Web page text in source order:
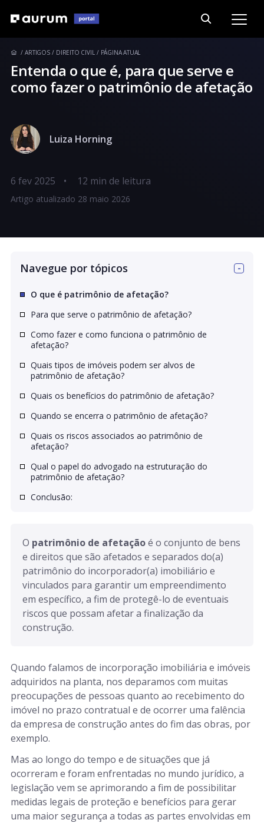
ARTIGOS DIREITO CIVIL PÁGINA ATUAL
Entenda o que é, para que serve e
como fazer o patrimônio de afetação
Luiza Horning
6 fev 2025 •
Artigo atualizado 28 maio 2026
Navegue por tópicos
O que é patrimônio de afetação?
Para que serve o patrimônio de afetação?
Como fazer e como funciona o patrimônio de
afetação?
Quais tipos de imóveis podem ser alvos de
patrimônio de afetação?
Quais os benefícios do patrimônio de afetação?
Quando se encerra o patrimônio de afetação?
Quais os riscos associados ao patrimônio de
afetação?
Qual o papel do advogado na estruturação do
patrimônio de afetação?
Conclusão:
O patrimônio de afetação é o conjunto de bens
e direitos que são afetados e separados do(a)
patrimônio do incorporador(a) imobiliário e
vinculados para garantir um empreendimento
em específico, a fim de protegê-lo de eventuais
riscos que possam afetar a finalização da
construção.
Quando falamos de incorporação imobiliária e imóveis
adquiridos na planta, nos deparamos com muitas
preocupações de pessoas quanto ao recebimento do
imóvel no prazo contratual e de ocorrer uma falência
da empresa de construção antes do fim das obras, por
exemplo.
Mas ao longo do tempo e de situações que já
ocorreram e foram enfrentadas no mundo jurídico, a
legislação vem se aprimorando a fim de possibilitar
medidas legais de proteção e benefícios para gerar
uma maior segurança a todas as partes envolvidas em